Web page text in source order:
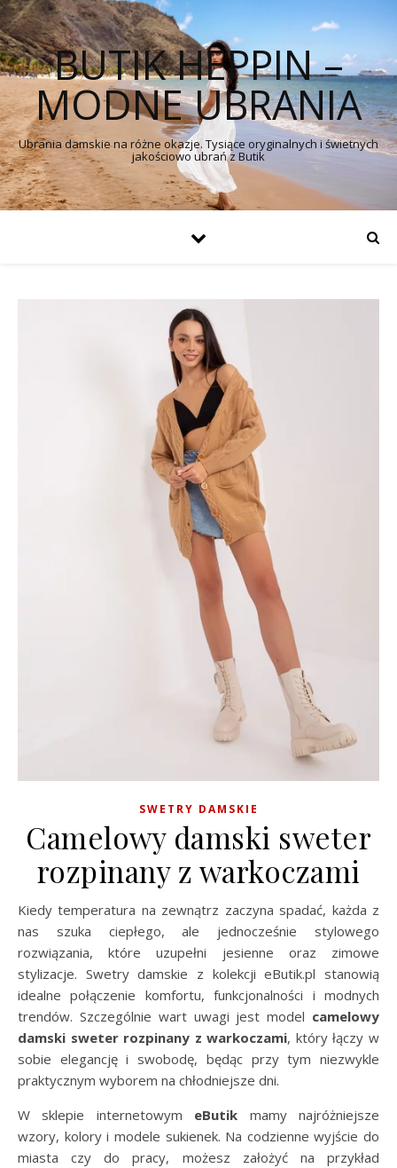
BUTIK HEPPIN –
MODNE UBRANIA
Ubrania damskie na różne okazje. Tysiące oryginalnych i świetnych
jakościowo ubrań z Butik
SWETRY DAMSKIE
Camelowy damski sweter
rozpinany z warkoczami
Kiedy temperatura na zewnątrz zaczyna spadać, każda z
nas szuka ciepłego, ale jednocześnie stylowego
rozwiązania, które uzupełni jesienne oraz zimowe
stylizacje. Swetry damskie z kolekcji eButik.pl stanowią
idealne połączenie komfortu, funkcjonalności i modnych
trendów. Szczególnie wart uwagi jest model camelowy
damski sweter rozpinany z warkoczami, który łączy w
sobie elegancję i swobodę, będąc przy tym niezwykle
praktycznym wyborem na chłodniejsze dni.
W sklepie internetowym eButik mamy najróżniejsze
wzory, kolory i modele sukienek. Na codzienne wyjście do
miasta czy do pracy, możesz założyć na przykład